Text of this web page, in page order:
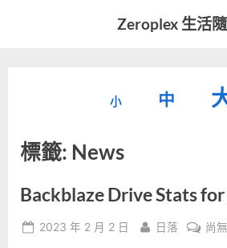
Zeroplex 生活
發
活
小
小。
中
重
大
小
標籤: News
Backblaze Drive Stats
Posted
2023 年 2 月 2 日 By
日落
在
尚